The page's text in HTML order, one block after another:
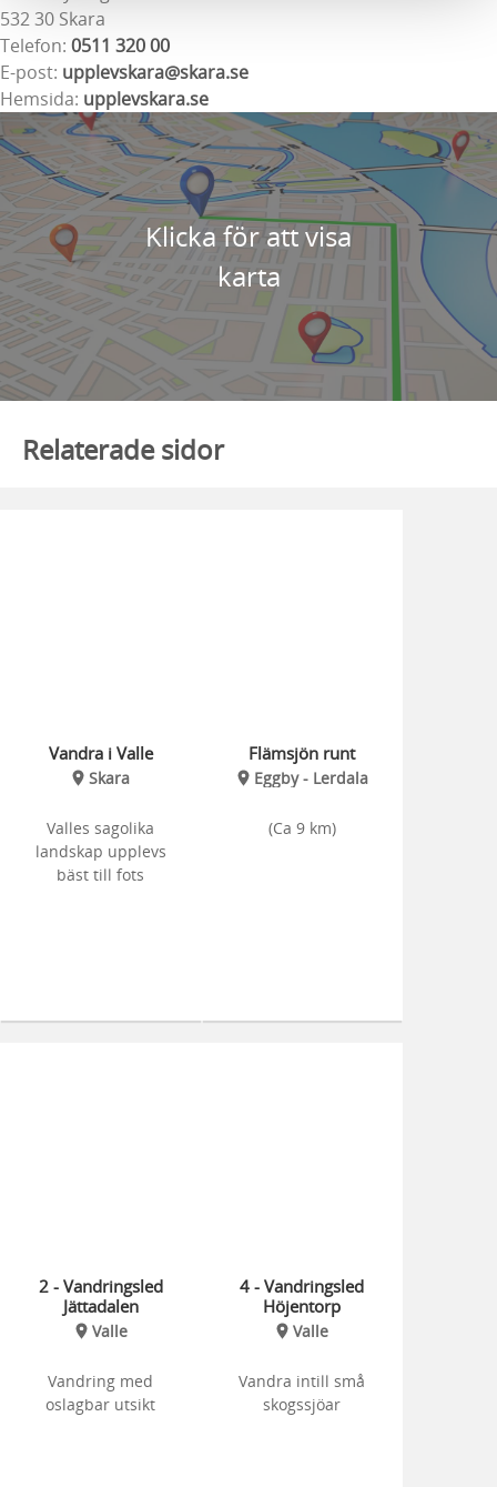
532 30 Skara
Telefon: 0511 320 00
E-post: upplevskara@skara.se
Hemsida: upplevskara.se
Klicka för att visa
karta
Relaterade sidor
Vandra i Valle
Skara
Valles sagolika
landskap upplevs
bäst till fots
Flämsjön runt
Eggby - Lerdala
(Ca 9 km)
2 - Vandringsled
Jättadalen
Valle
Vandring med
oslagbar utsikt
4 - Vandringsled
Höjentorp
Valle
Vandra intill små
skogssjöar